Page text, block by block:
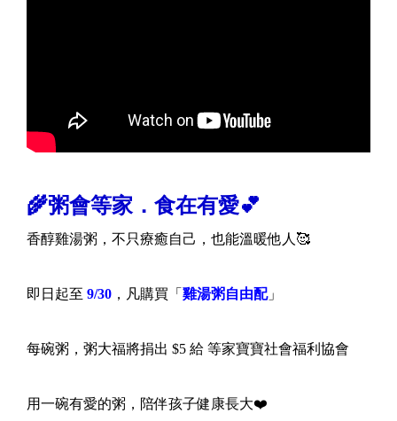
🌾粥會等家．食在有愛💕
香醇雞湯粥，不只療癒自己，也能溫暖他人🥰
即日起至 9/30 ，凡購買「 雞湯粥自由配」
每碗粥，粥大福將捐出 $5 給 等家寶寶社會福利協會
用一碗有愛的粥，陪伴孩子健康長大❤️